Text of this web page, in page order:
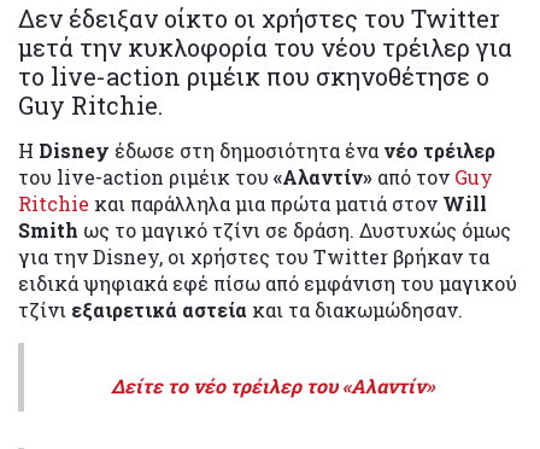
Δεν έδειξαν οίκτο οι χρήστες του Twitter
μετά την κυκλοφορία του νέου τρέιλερ για
το live-action ριμέικ που σκηνοθέτησε ο
Guy Ritchie.
Η Disney έδωσε στη δημοσιότητα ένα νέο τρέιλερ
του live-action ριμέικ του «Αλαντίν» από τον Guy
Ritchie και παράλληλα μια πρώτα ματιά στον Will
Smith ως το μαγικό τζίνι σε δράση. Δυστυχώς όμως
για την Disney, οι χρήστες του Twitter βρήκαν τα
ειδικά ψηφιακά εφέ πίσω από εμφάνιση του μαγικού
τζίνι εξαιρετικά αστεία και τα διακωμώδησαν.
Δείτε το νέο τρέιλερ του «Αλαντίν»